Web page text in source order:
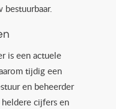
bestuurbaar.
is een actuele
tijdig een
en beheerder
cijfers en